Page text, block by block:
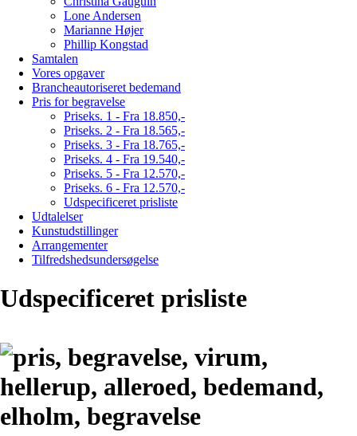
Lone Andersen
Marianne Højer
Phillip Kongstad
Samtalen
Vores opgaver
Brancheautoriseret bedemand
Pris for begravelse
Priseks. 1 - Fra 18.850,-
Priseks. 2 - Fra 18.565,-
Priseks. 3 - Fra 18.765,-
Priseks. 4 - Fra 19.540,-
Priseks. 5 - Fra 12.570,-
Priseks. 6 - Fra 12.570,-
Udspecificeret prisliste
Udtalelser
Kunstudstillinger
Arrangementer
Tilfredshedsundersøgelse
Udspecificeret prisliste